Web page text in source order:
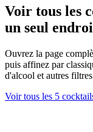
Voir tous les
un seul
Ouvrez la page
puis affinez par
d'alcool et autres
Voir tous les 5